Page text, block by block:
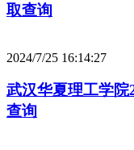
取查询
2024/7/25 16:14:27
武汉华夏理工学院
查询